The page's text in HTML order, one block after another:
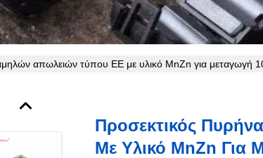
απωλειών τύπου EE με υλικό MnZn για μεταγωγή
Προσεκτικός
Με Υλικό MnZn Για